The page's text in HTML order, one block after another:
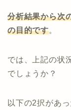
分析結果から次
の目的です。
では、上記の状
でしょうか？
以下の2択があ